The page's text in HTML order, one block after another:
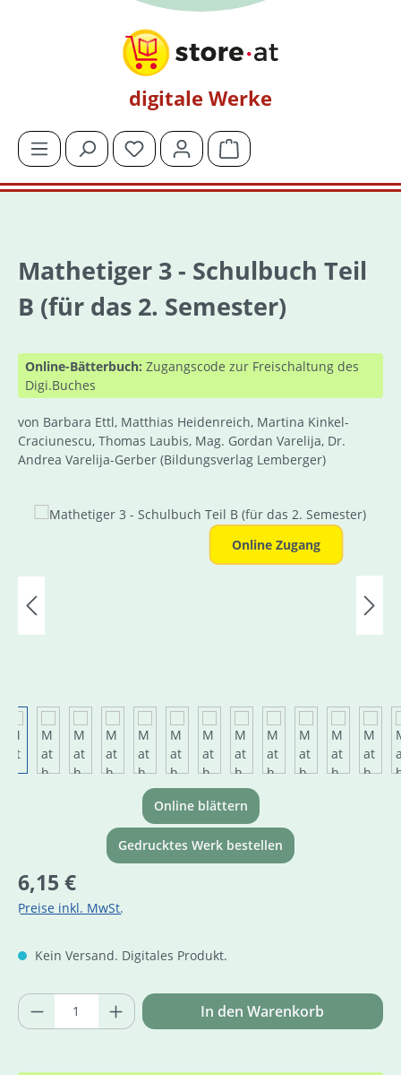
digitale Werke
Du hast 0 Produkte auf dem Merkzettel
Warenkorb enthält 0
Mathetiger 3 - Schulbuch Teil
B (für das 2. Semester)
Online-Bätterbuch: Zugangscode zur Freischaltung des
Digi.Buches
von Barbara Ettl, Matthias Heidenreich, Martina Kinkel-
Craciunescu, Thomas Laubis, Mag. Gordan Varelija, Dr.
Andrea Varelija-Gerber (Bildungsverlag Lemberger)
Bildergalerie überspringen
Online Zugang
Online blättern
Gedrucktes Werk bestellen
Regulärer Preis:
6,15 €
Preise inkl. MwSt.
Kein Versand. Digitales Produkt.
Produkt Anzahl: Gib den gewünschten
In den Warenkorb